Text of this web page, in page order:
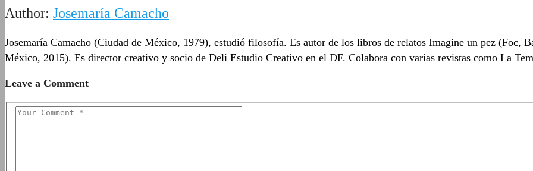
Author: Josemaría Camacho
Josemaría Camacho (Ciudad de México, 1979), estudió filosofía. Es autor de los libros de relatos Imagine un pez (Foc,
México, 2015). Es director creativo y socio de Deli Estudio Creativo en el DF. Colabora con varias revistas como La
Leave a Comment